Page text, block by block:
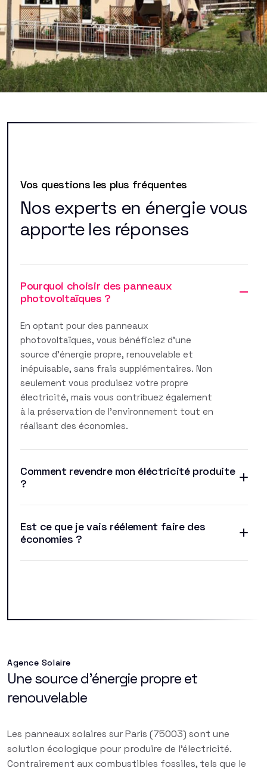
Vos questions les plus fréquentes
Nos experts en énergie vous
apporte les réponses
Pourquoi choisir des panneaux
photovoltaïques ?
En optant pour des panneaux
photovoltaïques, vous bénéficiez d'une
source d'énergie propre, renouvelable et
inépuisable, sans frais supplémentaires. Non
seulement vous produisez votre propre
électricité, mais vous contribuez également
à la préservation de l'environnement tout en
réalisant des économies.
Comment revendre mon éléctricité produite
?
Est ce que je vais réélement faire des
économies ?
Agence Solaire
Une source d'énergie propre et
renouvelable
Les panneaux solaires sur Paris (75003) sont une
solution écologique pour produire de l'électricité.
Contrairement aux combustibles fossiles, tels que le